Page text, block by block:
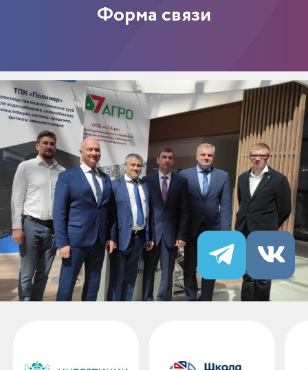
Форма связи